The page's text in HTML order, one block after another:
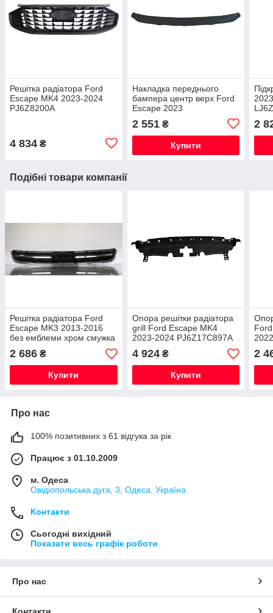
Решітка радіатора Ford
Escape MK4 2023-2024
PJ6Z8200A
4 834 ₴
Накладка переднього
бампера центр верх Ford
Escape 2023
2 551₴
Купити
2
Подібні товари компанії
Решітка радіатора Ford
Escape MK3 2013-2016
без емблеми хром смужка
CJ5Z-8200-DD
2 686 ₴
Купити
Опора решітки радіатора
grill Ford Escape MK4
2023-2024 PJ6Z17C897A
4 924₴
Купити
2
Про нас
100% позитивних з 61 відгука за рік
Працює з 01.10.2009
м. Одеса
Овідіопольська дуга, 3, Одеса, Україна
Контакти
Сьогодні вихідний
Показати весь графік роботи
Про нас